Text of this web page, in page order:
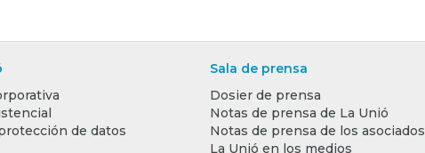
de datos
Sala de prensa
Dosier de prensa
Notas de prensa de La Unió
Notas de prensa de los asociados
La Unió en los medios